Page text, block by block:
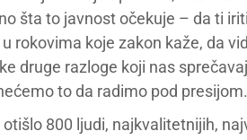
šta to javnost očekuje – da ti
rokovima koje zakon kaže, da
druge razloge koji nas
to da radimo pod presijom.
800 ljudi, najkvalitetnijih,